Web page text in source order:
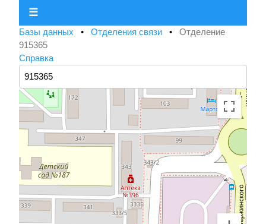
☰
Базы данных • Отделения связи • Отделение
915365
Справка